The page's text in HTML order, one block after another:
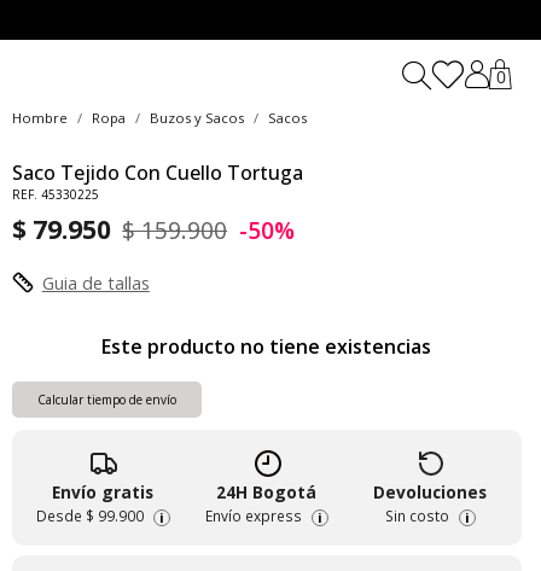
0
Hombre Ropa Buzos y Sacos Sacos
Saco Tejido Con Cuello Tortuga
REF. 45330225
$ 79.950 $ 159.900 -50%
Guia de tallas
Este producto no tiene existencias
Calcular tiempo de envío
Envío gratis
Desde $ 99.900 i
24H Bogotá
Envío express i
Devoluciones
Sin costo i